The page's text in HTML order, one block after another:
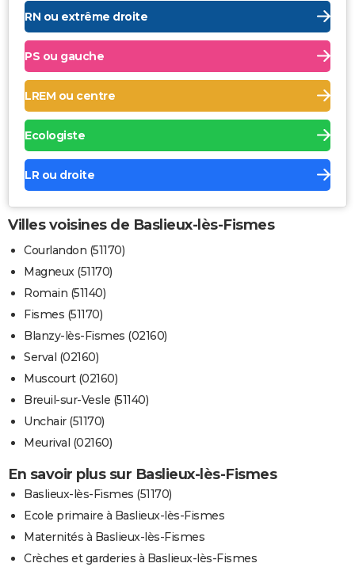
RN ou extrême droite
PS ou gauche
LREM ou centre
Ecologiste
LR ou droite
Villes voisines de Baslieux-lès-Fismes
Courlandon (51170)
Magneux (51170)
Romain (51140)
Fismes (51170)
Blanzy-lès-Fismes (02160)
Serval (02160)
Muscourt (02160)
Breuil-sur-Vesle (51140)
Unchair (51170)
Meurival (02160)
En savoir plus sur Baslieux-lès-Fismes
Baslieux-lès-Fismes (51170)
Ecole primaire à Baslieux-lès-Fismes
Maternités à Baslieux-lès-Fismes
Crèches et garderies à Baslieux-lès-Fismes